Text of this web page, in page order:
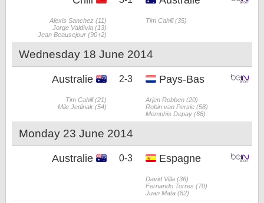
Alexis Sanchez (11)
Jorge Valdìvia (13)
Jean Beausejour (90+2)
Tim Cahill (35)
Wednesday 18 June 2014
Australie 2-3 Pays-Bas
Tim Cahill (21)
Mile Jedinak (54)
Arjen Robben (20)
Robin van Persie (58)
Memphis Depay (68)
Monday 23 June 2014
Australie 0-3 Espagne
David Villa (36)
Fernando Torres (70)
Juan Mata (82)